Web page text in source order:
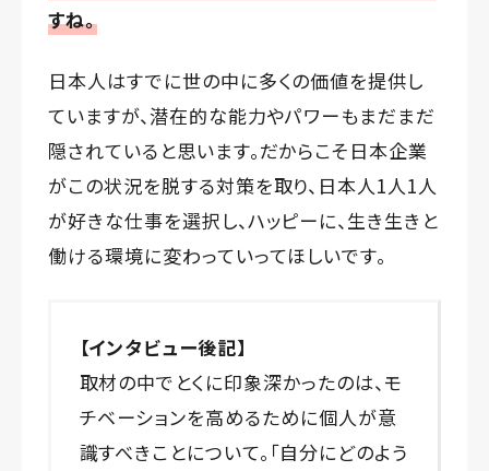
すね。
日本人はすでに世の中に多くの価値を提供し
ていますが、潜在的な能力やパワーもまだまだ
隠されていると思います。だからこそ日本企業
がこの状況を脱する対策を取り、日本人1人1人
が好きな仕事を選択し、ハッピーに、生き生きと
働ける環境に変わっていってほしいです。
【インタビュー後記】
取材の中でとくに印象深かったのは、モ
チベーションを高めるために個人が意
識すべきことについて。「自分にどのよう